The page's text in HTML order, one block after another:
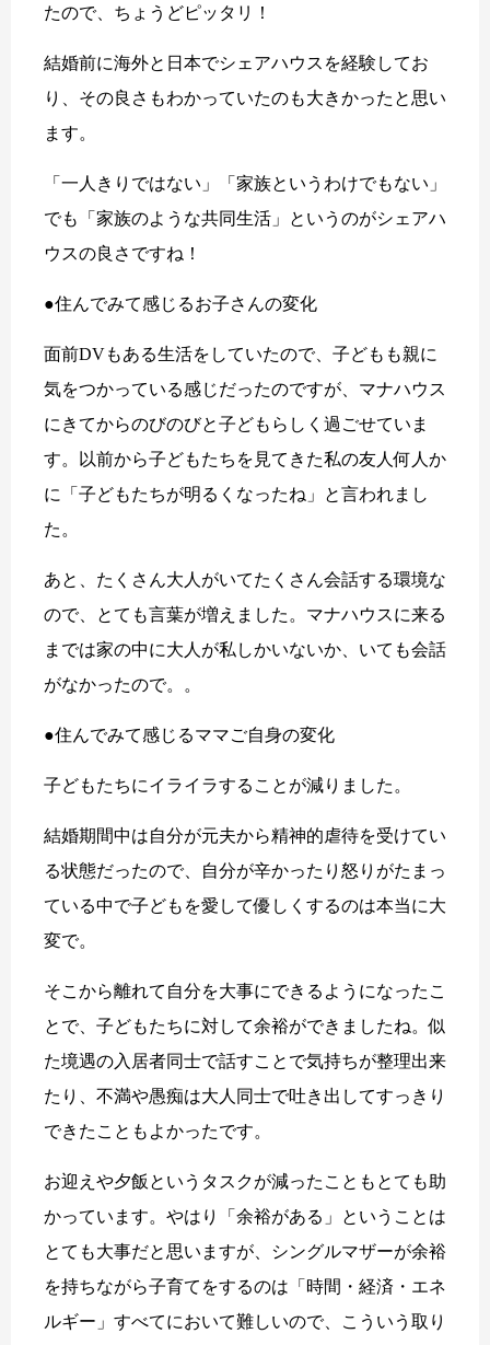
たので、ちょうどピッタリ！
結婚前に海外と日本でシェアハウスを経験してお
り、その良さもわかっていたのも大きかったと思い
ます。
「一人きりではない」「家族というわけでもない」
でも「家族のような共同生活」というのがシェアハ
ウスの良さですね！
●住んでみて感じるお子さんの変化
面前DVもある生活をしていたので、子どもも親に
気をつかっている感じだったのですが、マナハウス
にきてからのびのびと子どもらしく過ごせていま
す。以前から子どもたちを見てきた私の友人何人か
に「子どもたちが明るくなったね」と言われまし
た。
あと、たくさん大人がいてたくさん会話する環境な
ので、とても言葉が増えました。マナハウスに来る
までは家の中に大人が私しかいないか、いても会話
がなかったので。。
●住んでみて感じるママご自身の変化
子どもたちにイライラすることが減りました。
結婚期間中は自分が元夫から精神的虐待を受けてい
る状態だったので、自分が辛かったり怒りがたまっ
ている中で子どもを愛して優しくするのは本当に大
変で。
そこから離れて自分を大事にできるようになったこ
とで、子どもたちに対して余裕ができましたね。似
た境遇の入居者同士で話すことで気持ちが整理出来
たり、不満や愚痴は大人同士で吐き出してすっきり
できたこともよかったです。
お迎えや夕飯というタスクが減ったこともとても助
かっています。やはり「余裕がある」ということは
とても大事だと思いますが、シングルマザーが余裕
を持ちながら子育てをするのは「時間・経済・エネ
ルギー」すべてにおいて難しいので、こういう取り